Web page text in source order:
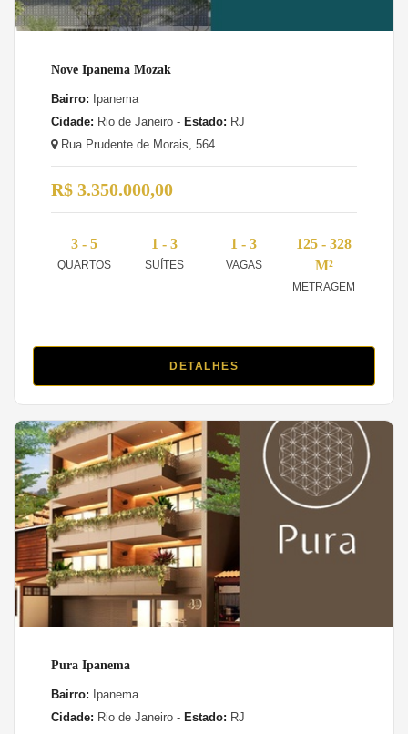
Nove Ipanema Mozak
Bairro: Ipanema
Cidade: Rio de Janeiro - Estado: RJ
Rua Prudente de Morais, 564
R$ 3.350.000,00
3 - 5
QUARTOS
1 - 3
SUÍTES
1 - 3
VAGAS
125 - 328
M²
METRAGEM
DETALHES
Pura Ipanema
Bairro: Ipanema
Cidade: Rio de Janeiro - Estado: RJ